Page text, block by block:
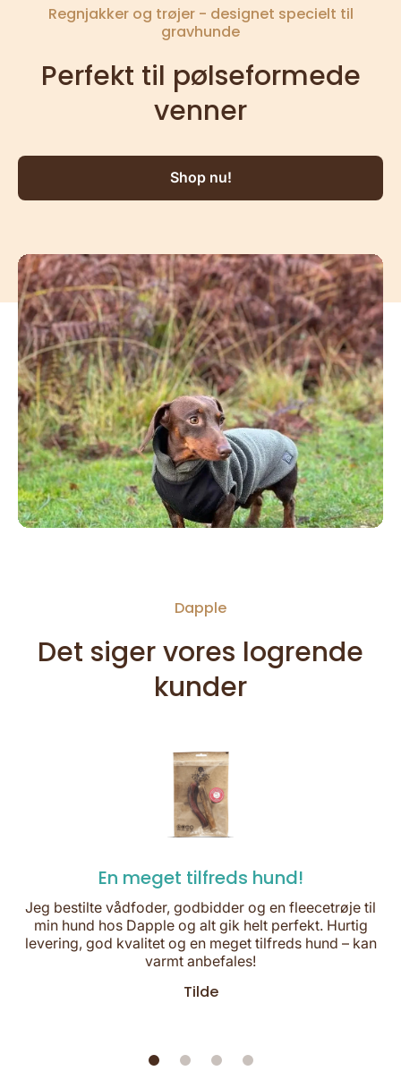
Regnjakker og trøjer - designet specielt til
gravhunde
Perfekt til pølseformede
venner
Shop nu!
Dapple
Det siger vores logrende
kunder
En meget tilfreds hund!
Jeg bestilte vådfoder, godbidder og en fleecetrøje til
min hund hos Dapple og alt gik helt perfekt. Hurtig
levering, god kvalitet og en meget tilfreds hund – kan
varmt anbefales!
Tilde